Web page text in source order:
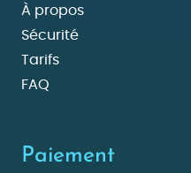
À propos
Sécurité
Tarifs
FAQ
Paiement